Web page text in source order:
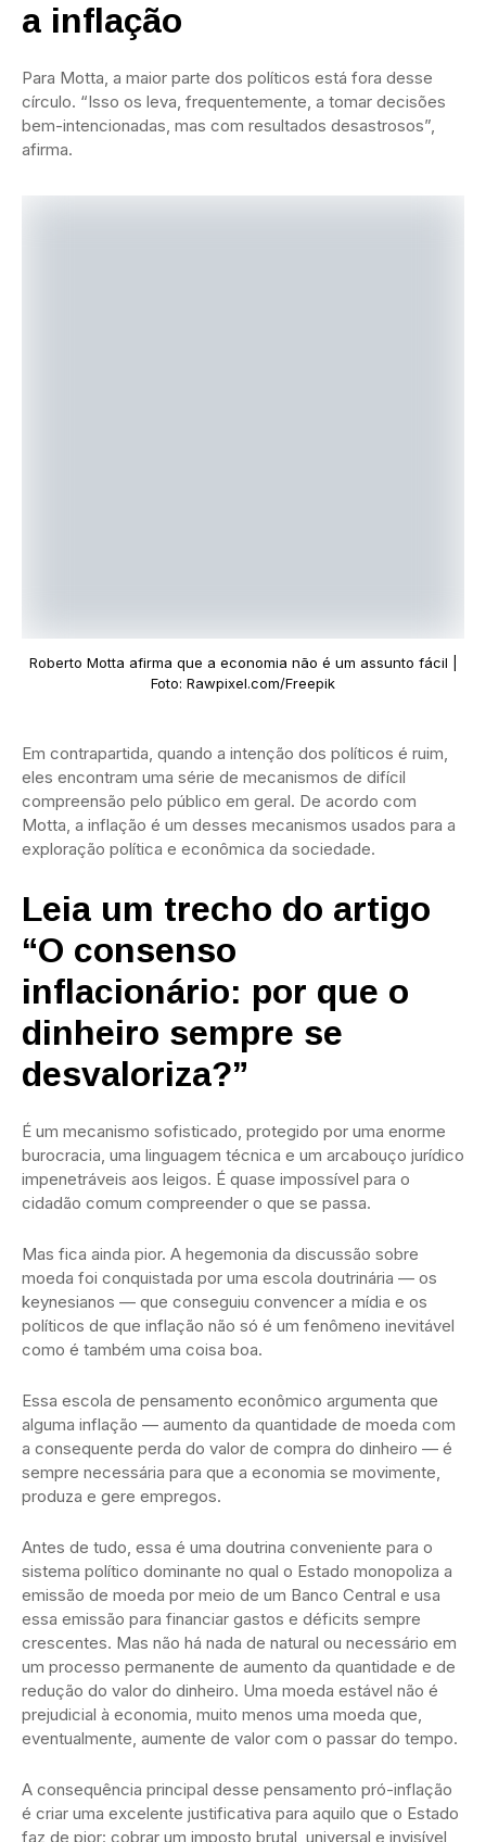
a inflação
Para Motta, a maior parte dos políticos está fora desse
círculo. “Isso os leva, frequentemente, a tomar decisões
bem-intencionadas, mas com resultados desastrosos”,
afirma.
Roberto Motta afirma que a economia não é um assunto fácil |
Foto: Rawpixel.com/Freepik
Em contrapartida, quando a intenção dos políticos é ruim,
eles encontram uma série de mecanismos de difícil
compreensão pelo público em geral. De acordo com
Motta, a inflação é um desses mecanismos usados para a
exploração política e econômica da sociedade.
Leia um trecho do artigo
“O consenso
inflacionário: por que o
dinheiro sempre se
desvaloriza?”
É um mecanismo sofisticado, protegido por uma enorme
burocracia, uma linguagem técnica e um arcabouço jurídico
impenetráveis aos leigos. É quase impossível para o
cidadão comum compreender o que se passa.
Mas fica ainda pior. A hegemonia da discussão sobre
moeda foi conquistada por uma escola doutrinária — os
keynesianos — que conseguiu convencer a mídia e os
políticos de que inflação não só é um fenômeno inevitável
como é também uma coisa boa.
Essa escola de pensamento econômico argumenta que
alguma inflação — aumento da quantidade de moeda com
a consequente perda do valor de compra do dinheiro — é
sempre necessária para que a economia se movimente,
produza e gere empregos.
Antes de tudo, essa é uma doutrina conveniente para o
sistema político dominante no qual o Estado monopoliza a
emissão de moeda por meio de um Banco Central e usa
essa emissão para financiar gastos e déficits sempre
crescentes. Mas não há nada de natural ou necessário em
um processo permanente de aumento da quantidade e de
redução do valor do dinheiro. Uma moeda estável não é
prejudicial à economia, muito menos uma moeda que,
eventualmente, aumente de valor com o passar do tempo.
A consequência principal desse pensamento pró-inflação
é criar uma excelente justificativa para aquilo que o Estado
faz de pior: cobrar um imposto brutal, universal e invisível